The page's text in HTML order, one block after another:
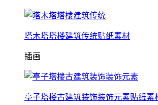
塔木塔塔楼建筑传统贴纸素材
插画
亭子塔楼古建筑装饰装饰元素贴纸素